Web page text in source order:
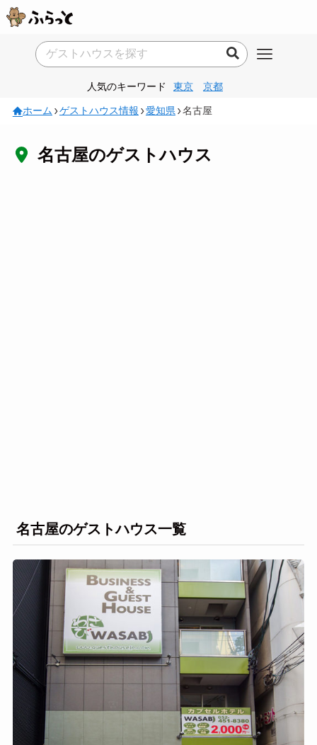
人気のキーワード 東京 京都
ホーム ゲストハウス情報 愛知県 名古屋
名古屋のゲストハウス
名古屋のゲストハウス一覧